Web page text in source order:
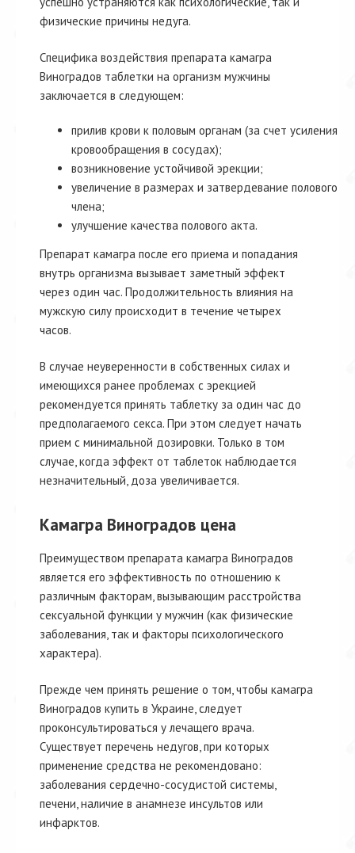
физические причины недуга.
Специфика воздействия препарата камагра
Виноградов таблетки на организм мужчины
заключается в следующем:
прилив крови к половым органам (за счет усиления
кровообращения в сосудах);
возникновение устойчивой эрекции;
увеличение в размерах и затвердевание полового
члена;
улучшение качества полового акта.
Препарат камагра после его приема и попадания
внутрь организма вызывает заметный эффект
через один час. Продолжительность влияния на
мужскую силу происходит в течение четырех
часов.
В случае неуверенности в собственных силах и
имеющихся ранее проблемах с эрекцией
рекомендуется принять таблетку за один час до
предполагаемого секса. При этом следует начать
прием с минимальной дозировки. Только в том
случае, когда эффект от таблеток наблюдается
незначительный, доза увеличивается.
Камагра Виноградов цена
Преимуществом препарата камагра Виноградов
является его эффективность по отношению к
различным факторам, вызывающим расстройства
сексуальной функции у мужчин (как физические
заболевания, так и факторы психологического
характера).
Прежде чем принять решение о том, чтобы камагра
Виноградов купить в Украине, следует
проконсультироваться у лечащего врача.
Существует перечень недугов, при которых
применение средства не рекомендовано:
заболевания сердечно-сосудистой системы,
печени, наличие в анамнезе инсультов или
инфарктов.